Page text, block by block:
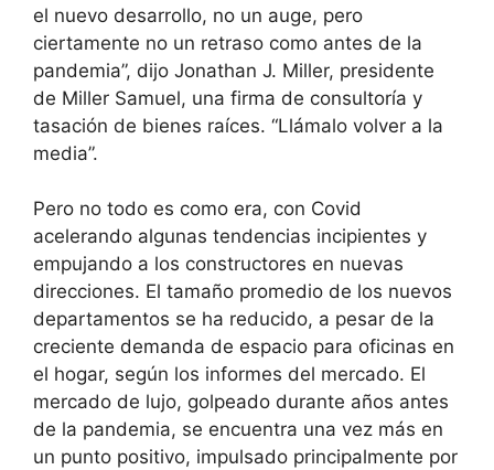
el nuevo desarrollo, no un auge, pero
ciertamente no un retraso como antes de la
pandemia”, dijo Jonathan J. Miller, presidente
de Miller Samuel, una firma de consultoría y
tasación de bienes raíces. “Llámalo volver a la
media”.
Pero no todo es como era, con Covid
acelerando algunas tendencias incipientes y
empujando a los constructores en nuevas
direcciones. El tamaño promedio de los nuevos
departamentos se ha reducido, a pesar de la
creciente demanda de espacio para oficinas en
el hogar, según los informes del mercado. El
mercado de lujo, golpeado durante años antes
de la pandemia, se encuentra una vez más en
un punto positivo, impulsado principalmente por